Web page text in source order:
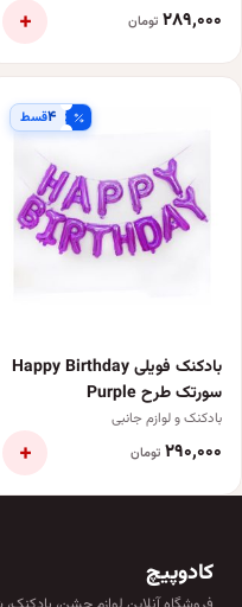
۲۸۹٬۰۰۰ تومان +
۴قسط
بادکنک فویلی Happy Birthday
سورتک طرح Purple
بادکنک و لوازم جانبی
۲۹۰٬۰۰۰ تومان +
کادوپیچ